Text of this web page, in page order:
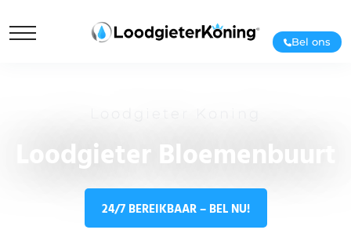
Bel ons
Loodgieter Bloemenbuurt
24/7 BEREIKBAAR – BEL NU!